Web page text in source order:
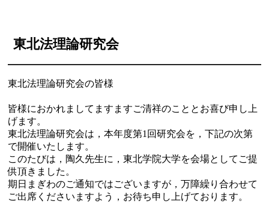
東北法理論研究会
東北法理論研究会の皆様
皆様におかれましてますますご清祥のこととお喜び申し上
げます。
東北法理論研究会は，本年度第1回研究会を，下記の次第
で開催いたします。
このたびは，陶久先生に，東北学院大学を会場としてご提
供頂きました。
期日まぎわのご通知ではございますが，万障繰り合わせて
ご出席くださいますよう，お待ち申し上げております。